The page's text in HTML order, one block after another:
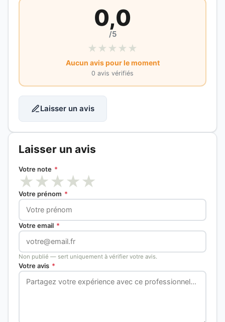
0,0
/5
★ ★ ★ ★ ★
Aucun avis pour le moment
0 avis vérifiés
Laisser un avis
Laisser un avis
Votre note *
★★★★★
Votre prénom *
Votre email *
Non publié — sert uniquement à vérifier votre avis.
Votre avis *